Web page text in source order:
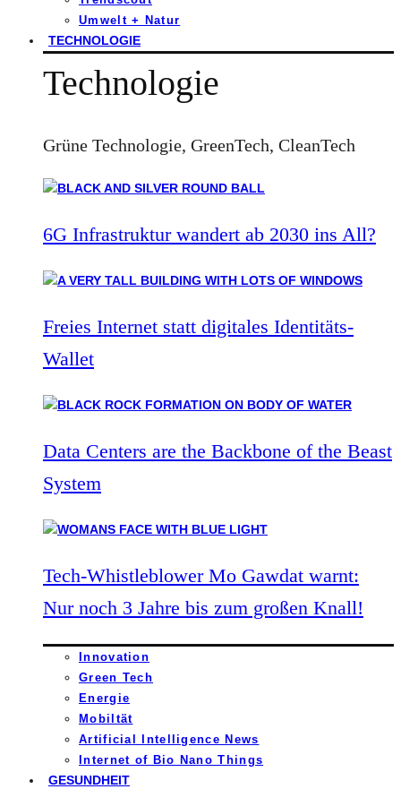
Umwelt + Natur
TECHNOLOGIE
Technologie
Grüne Technologie, GreenTech, CleanTech
6G Infrastruktur wandert ab 2030 ins All?
Freies Internet statt digitales Identitäts-
Wallet
Data Centers are the Backbone of the Beast
System
Tech-Whistleblower Mo Gawdat warnt:
Nur noch 3 Jahre bis zum großen Knall!
Innovation
Green Tech
Energie
Mobiltät
Artificial Intelligence News
Internet of Bio Nano Things
GESUNDHEIT